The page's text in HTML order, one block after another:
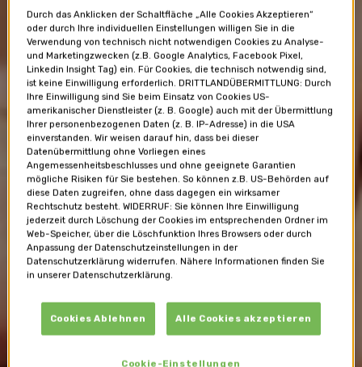
Durch das Anklicken der Schaltfläche „Alle Cookies Akzeptieren“
oder durch Ihre individuellen Einstellungen willigen Sie in die
Verwendung von technisch nicht notwendigen Cookies zu Analyse-
und Marketingzwecken (z.B. Google Analytics, Facebook Pixel,
Linkedin Insight Tag) ein. Für Cookies, die technisch notwendig sind,
ist keine Einwilligung erforderlich. DRITTLANDÜBERMITTLUNG: Durch
Ihre Einwilligung sind Sie beim Einsatz von Cookies US-
amerikanischer Dienstleister (z. B. Google) auch mit der Übermittlung
Ihrer personenbezogenen Daten (z. B. IP-Adresse) in die USA
einverstanden. Wir weisen darauf hin, dass bei dieser
Datenübermittlung ohne Vorliegen eines
Angemessenheitsbeschlusses und ohne geeignete Garantien
mögliche Risiken für Sie bestehen. So können z.B. US-Behörden auf
diese Daten zugreifen, ohne dass dagegen ein wirksamer
Rechtschutz besteht. WIDERRUF: Sie können Ihre Einwilligung
jederzeit durch Löschung der Cookies im entsprechenden Ordner im
Web-Speicher, über die Löschfunktion Ihres Browsers oder durch
Anpassung der Datenschutzeinstellungen in der
Datenschutzerklärung widerrufen. Nähere Informationen finden Sie
in unserer Datenschutzerklärung.
Cookies Ablehnen Alle Cookies akzeptieren
Cookie-Einstellungen